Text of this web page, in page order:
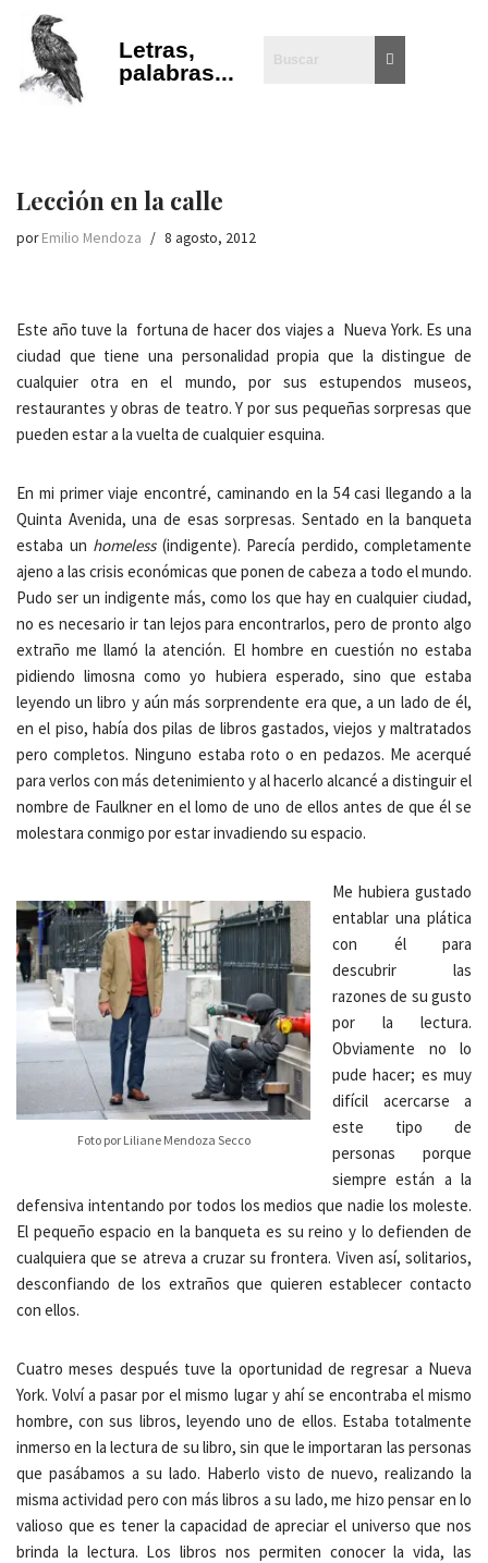
Saltar
al
contenido
Letras,
palabras...
Lección en la calle
porEmilio Mendoza 8 agosto, 2012
Este año tuve la fortuna de hacer dos viajes a Nueva York. Es una
ciudad que tiene una personalidad propia que la distingue de
cualquier otra en el mundo, por sus estupendos museos,
restaurantes y obras de teatro. Y por sus pequeñas sorpresas que
pueden estar a la vuelta de cualquier esquina.
En mi primer viaje encontré, caminando en la 54 casi llegando a la
Quinta Avenida, una de esas sorpresas. Sentado en la banqueta
estaba un homeless(indigente). Parecía perdido, completamente
ajeno a las crisis económicas que ponen de cabeza a todo el mundo.
Pudo ser un indigente más, como los que hay en cualquier ciudad,
no es necesario ir tan lejos para encontrarlos, pero de pronto algo
extraño me llamó la atención. El hombre en cuestión no estaba
pidiendo limosna como yo hubiera esperado, sino que estaba
leyendo un libro y aún más sorprendente era que, a un lado de él,
en el piso, había dos pilas de libros gastados, viejos y maltratados
pero completos. Ninguno estaba roto o en pedazos. Me acerqué
para verlos con más detenimiento y al hacerlo alcancé a distinguir el
nombre de Faulkner en el lomo de uno de ellos antes de que él se
molestara conmigo por estar invadiendo su espacio.
Foto por Liliane Mendoza Secco
Me hubiera gustado
entablar una plática
con él para
descubrir las
razones de su gusto
por la lectura.
Obviamente no lo
pude hacer; es muy
difícil acercarse a
este tipo de
personas porque
siempre están a la
defensiva intentando por todos los medios que nadie los moleste.
El pequeño espacio en la banqueta es su reino y lo defienden de
cualquiera que se atreva a cruzar su frontera. Viven así, solitarios,
desconfiando de los extraños que quieren establecer contacto
con ellos.
Cuatro meses después tuve la oportunidad de regresar a Nueva
York. Volví a pasar por el mismo lugar y ahí se encontraba el mismo
hombre, con sus libros, leyendo uno de ellos. Estaba totalmente
inmerso en la lectura de su libro, sin que le importaran las personas
que pasábamos a su lado. Haberlo visto de nuevo, realizando la
misma actividad pero con más libros a su lado, me hizo pensar en lo
valioso que es tener la capacidad de apreciar el universo que nos
brinda la lectura. Los libros nos permiten conocer la vida, las